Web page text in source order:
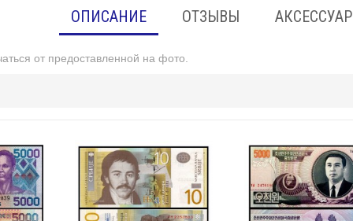
ОПИСАНИЕ ОТЗЫВЫ
от предоставленной на фото.